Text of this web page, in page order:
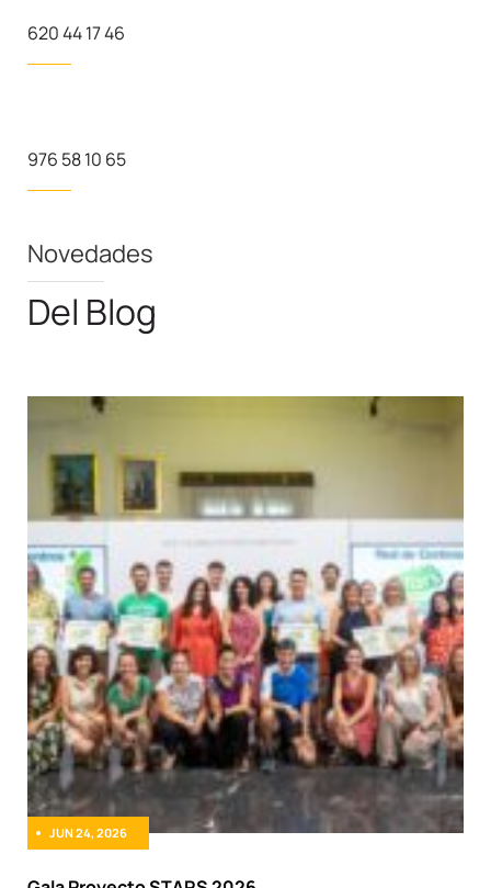
620 44 17 46
976 58 10 65
Novedades
Del Blog
JUN 24, 2026